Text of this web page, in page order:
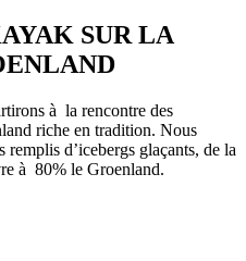
SUR LA
à la rencontre des
riche en tradition. Nous
d’icebergs glaçants, de la
à 80% le Groenland.